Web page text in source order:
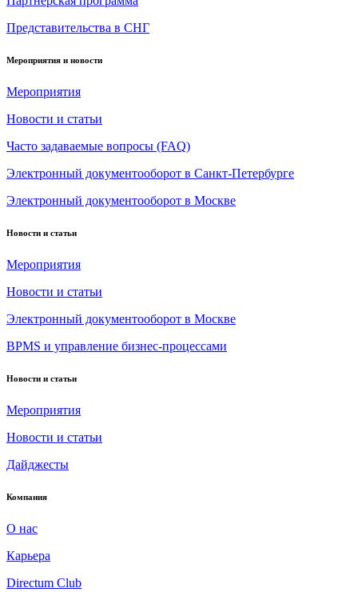
Представительства в СНГ
Мероприятия и новости
Мероприятия
Новости и статьи
Часто задаваемые вопросы (FAQ)
Электронный документооборот в Санкт-Петербурге
Электронный документооборот в Москве
Новости и статьи
Мероприятия
Новости и статьи
Электронный документооборот в Москве
BPMS и управление бизнес-процессами
Новости и статьи
Мероприятия
Новости и статьи
Дайджесты
Компания
О нас
Карьера
Directum Club